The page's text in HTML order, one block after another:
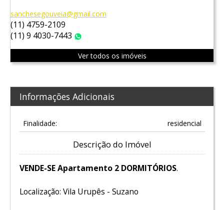
sanchesegouveia@gmail.com
(11) 4759-2109
(11) 9 4030-7443
Ver todos os imóveis
Informações Adicionais
Finalidade: residencial
Descrição do Imóvel
VENDE-SE Apartamento 2 DORMITÓRIOS.
Localização: Vila Urupês - Suzano